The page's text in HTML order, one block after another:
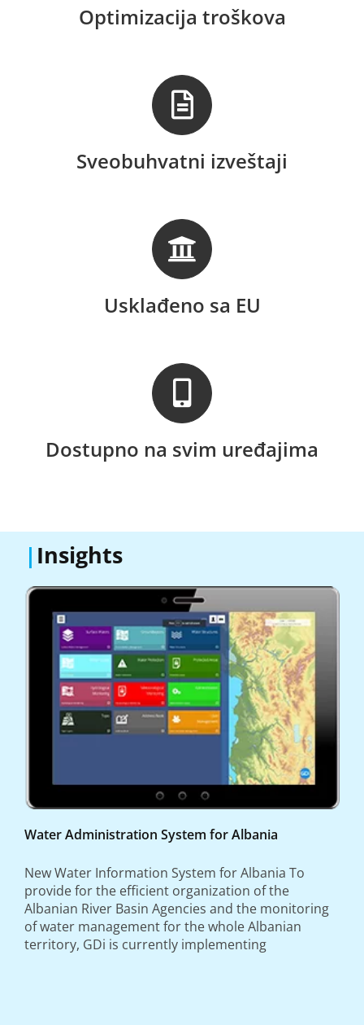
Optimizacija troškova
Sveobuhvatni izveštaji
Usklađeno sa EU
Dostupno na svim uređajima
| Insights
Water Administration System for Albania
New Water Information System for Albania To
provide for the efficient organization of the
Albanian River Basin Agencies and the monitoring
of water management for the whole Albanian
territory, GDi is currently implementing